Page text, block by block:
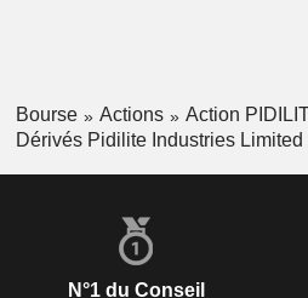
Bourse Actions
Action
Dérivés Pidilite Industries Limited
N°1 du Conseil